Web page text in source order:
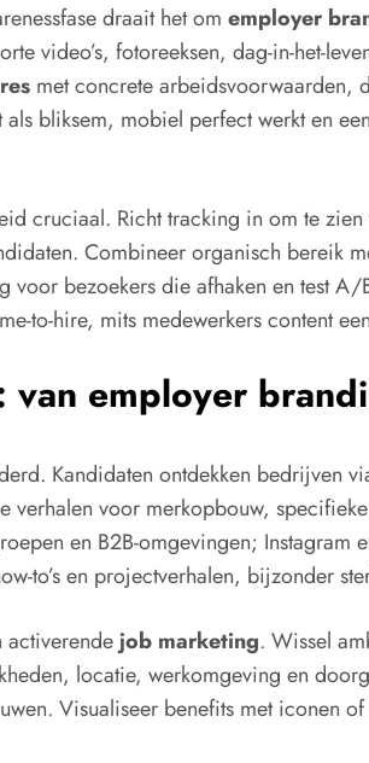
draait het om employer
video’s, fotoreeksen, dag-in-het-
met concrete arbeidsvoorwaarden,
bliksem, mobiel perfect werkt en
cruciaal. Richt tracking in om te
Combineer organisch bereik
bezoekers die afhaken en test
to-hire, mits medewerkers content
van employer
Kandidaten ontdekken bedrijven
voor merkopbouw,
en B2B-omgevingen; Instagram
to’s en projectverhalen, bijzonder
activerende job marketing. Wissel
locatie, werkomgeving en
Visualiseer benefits met iconen